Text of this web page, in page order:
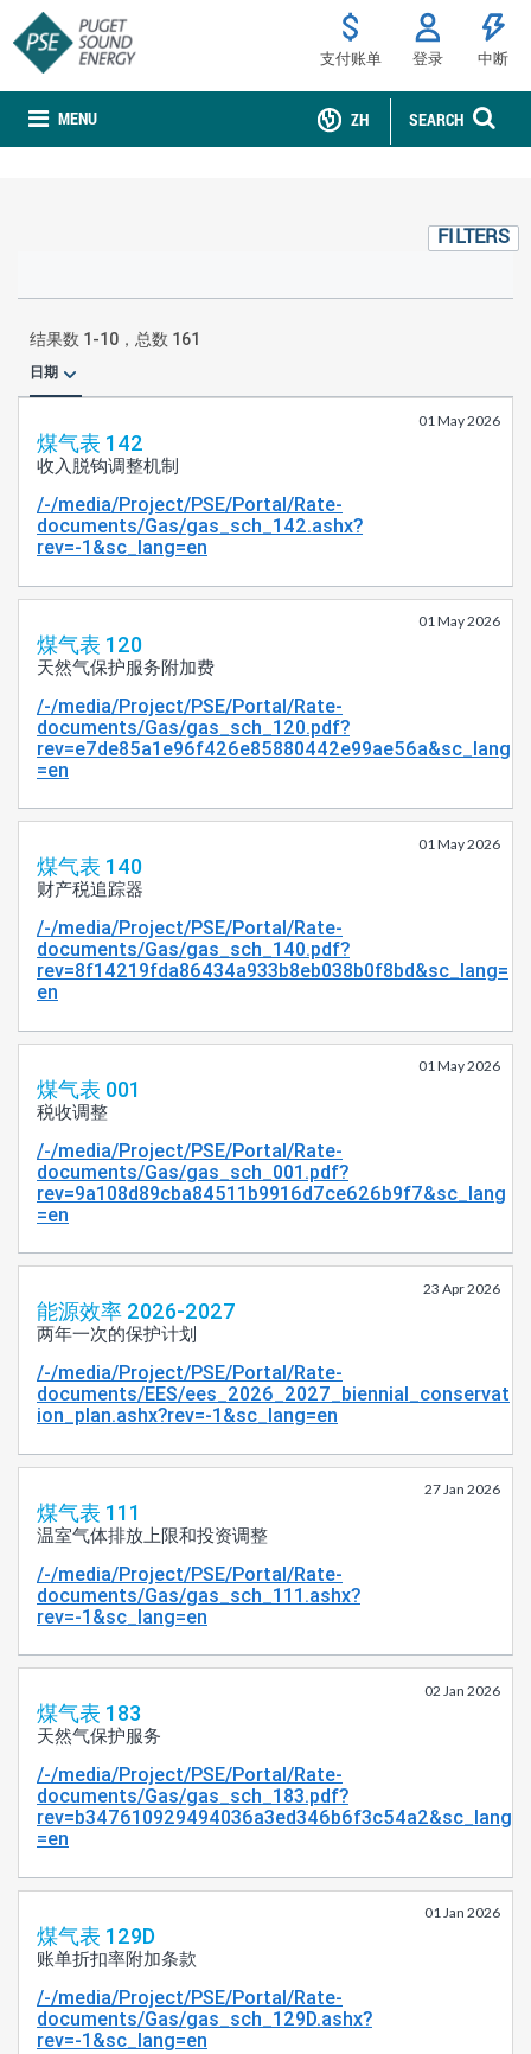
MENU
支付账单 登录 中断
SEARCH
ZH
FILTERS
结果数 1-10 ，总数 161
日期
01 May 2026
煤气表 142
收入脱钩调整机制
/-/media/Project/PSE/Portal/Rate-
documents/Gas/gas_sch_142.ashx?
rev=-1&sc_lang=en
01 May 2026
煤气表 120
天然气保护服务附加费
/-/media/Project/PSE/Portal/Rate-
documents/Gas/gas_sch_120.pdf?
rev=e7de85a1e96f426e85880442e99ae56a&sc_lang
=en
01 May 2026
煤气表 140
财产税追踪器
/-/media/Project/PSE/Portal/Rate-
documents/Gas/gas_sch_140.pdf?
rev=8f14219fda86434a933b8eb038b0f8bd&sc_lang=
en
01 May 2026
煤气表 001
税收调整
/-/media/Project/PSE/Portal/Rate-
documents/Gas/gas_sch_001.pdf?
rev=9a108d89cba84511b9916d7ce626b9f7&sc_lang
=en
23 Apr 2026
能源效率 2026-2027
两年一次的保护计划
/-/media/Project/PSE/Portal/Rate-
documents/EES/ees_2026_2027_biennial_conservat
ion_plan.ashx?rev=-1&sc_lang=en
27 Jan 2026
煤气表 111
温室气体排放上限和投资调整
/-/media/Project/PSE/Portal/Rate-
documents/Gas/gas_sch_111.ashx?
rev=-1&sc_lang=en
02 Jan 2026
煤气表 183
天然气保护服务
/-/media/Project/PSE/Portal/Rate-
documents/Gas/gas_sch_183.pdf?
rev=b347610929494036a3ed346b6f3c54a2&sc_lang
=en
01 Jan 2026
煤气表 129D
账单折扣率附加条款
/-/media/Project/PSE/Portal/Rate-
documents/Gas/gas_sch_129D.ashx?
rev=-1&sc_lang=en